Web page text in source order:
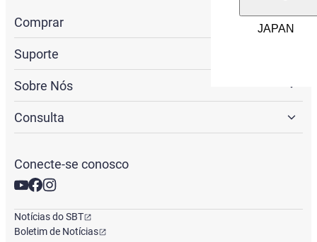
Comprar
Suporte
Sobre Nós
Consulta
Conecte-se conosco
Notícias do SBT
Boletim de Notícias